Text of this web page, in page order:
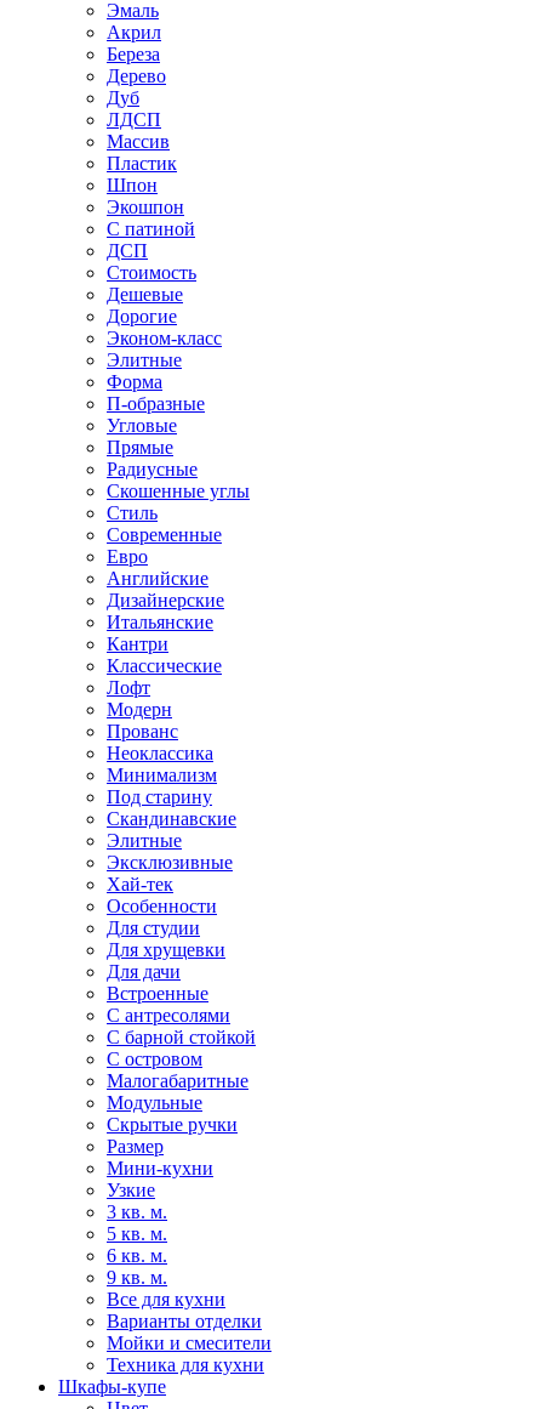
Эмаль
Акрил
Береза
Дерево
Дуб
ЛДСП
Массив
Пластик
Шпон
Экошпон
С патиной
ДСП
Стоимость
Дешевые
Дорогие
Эконом-класс
Элитные
Форма
П-образные
Угловые
Прямые
Радиусные
Скошенные углы
Стиль
Современные
Евро
Английские
Дизайнерские
Итальянские
Кантри
Классические
Лофт
Модерн
Прованс
Неоклассика
Минимализм
Под старину
Скандинавские
Элитные
Эксклюзивные
Хай-тек
Особенности
Для студии
Для хрущевки
Для дачи
Встроенные
С антресолями
С барной стойкой
С островом
Малогабаритные
Модульные
Скрытые ручки
Размер
Мини-кухни
Узкие
3 кв. м.
5 кв. м.
6 кв. м.
9 кв. м.
Все для кухни
Варианты отделки
Мойки и смесители
Техника для кухни
Шкафы-купе